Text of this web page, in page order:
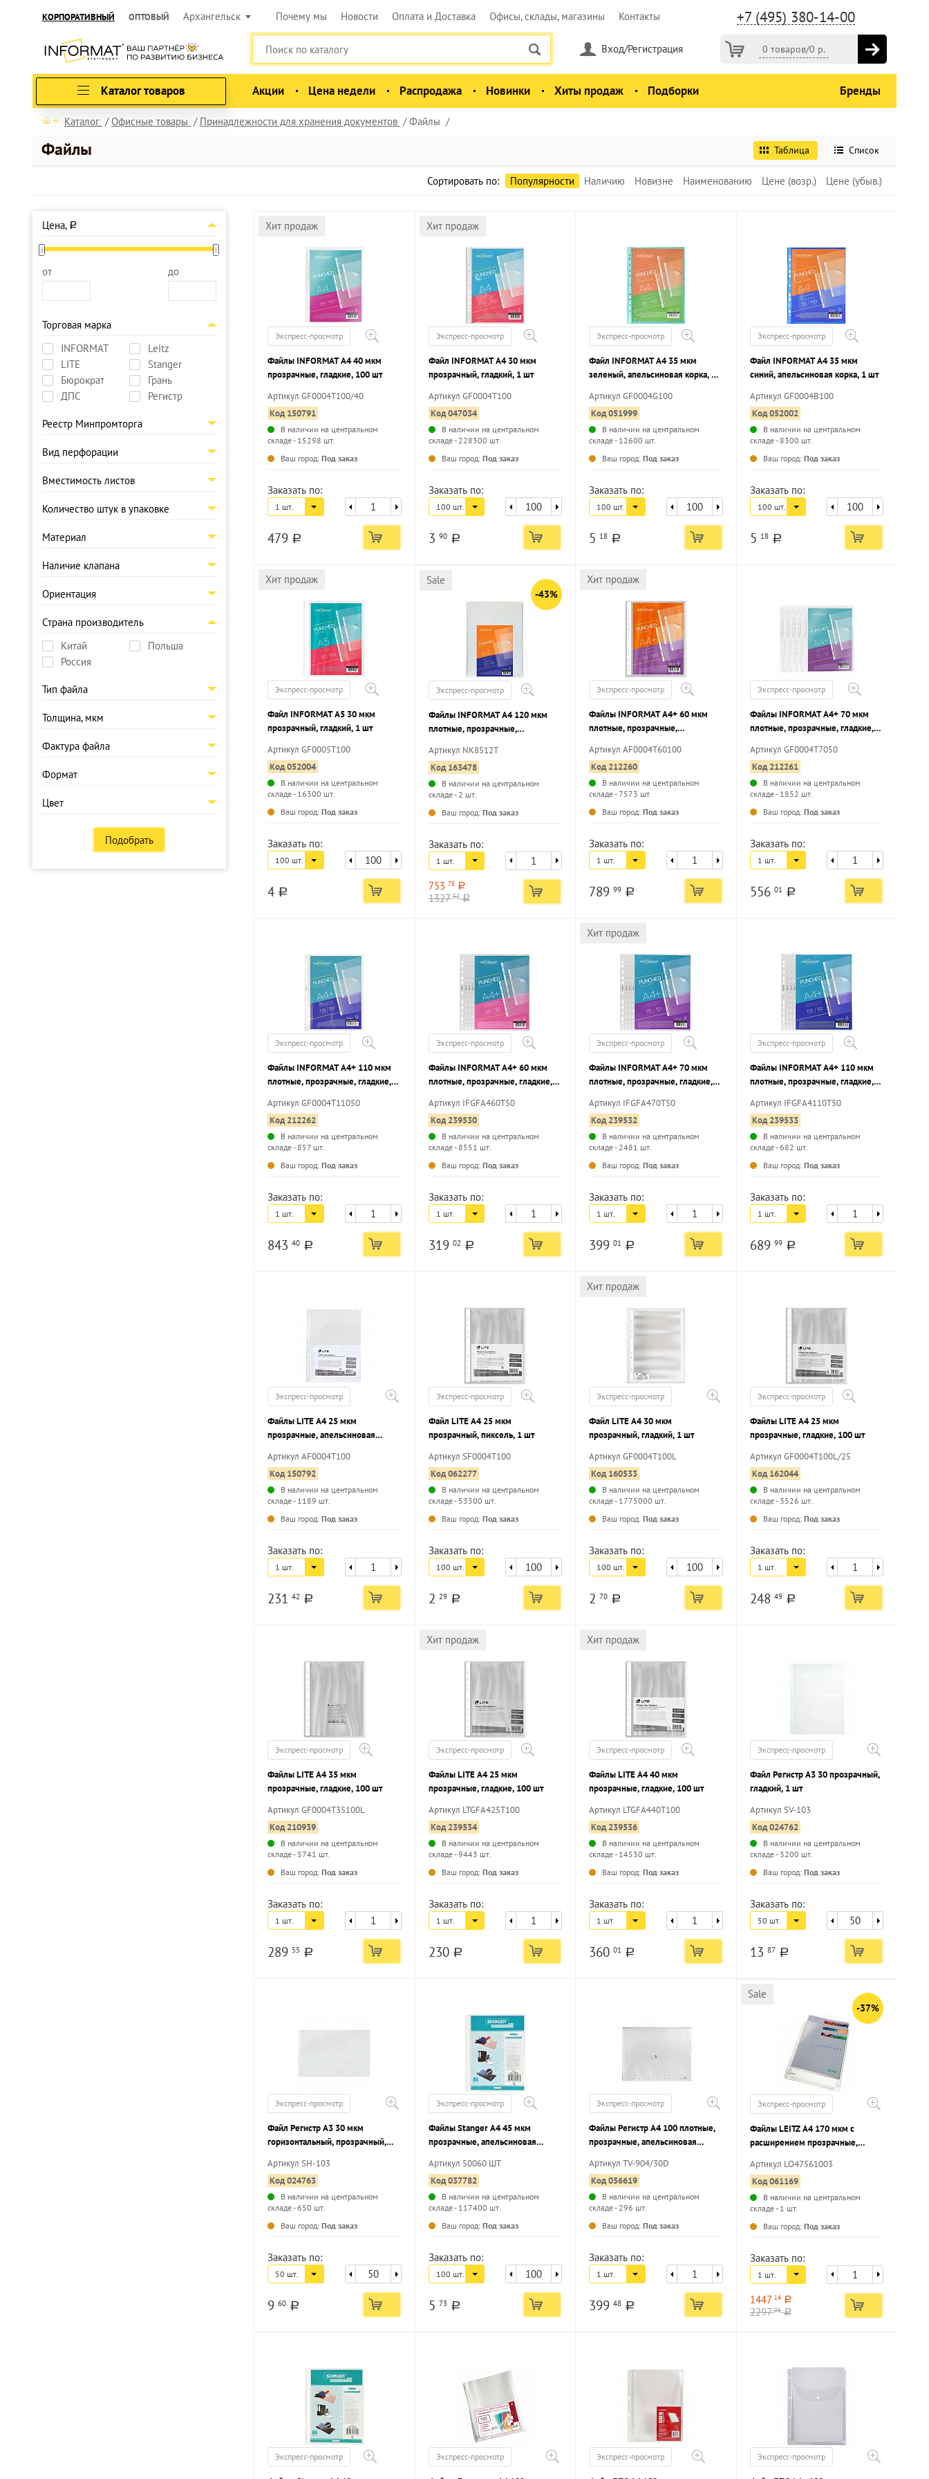
КОРПОРАТИВНЫЙ ОПТОВЫЙ Архангельск +7 (495) 380-14-00
Почему мы Новости Оплата и Доставка Офисы, склады, магазины Контакты
0 товаров/0 р.
Вход/Регистрация
Каталог товаров Акции Цена недели Распродажа Новинки Хиты продаж Подборки Бренды
Каталог Офисные товары Принадлежности для хранения документов Файлы
Файлы Таблица Список
Сортировать по: Популярности Наличию Новизне Наименованию Цене (возр.) Цене (убыв.)
Цена, a
от до
Торговая марка
INFORMAT
Leitz
LITE
Stanger
Бюрократ
Грань
ДПС
Регистр
Реестр Минпромторга
Вид перфорации
Вместимость листов
Количество штук в упаковке
Материал
Наличие клапана
Ориентация
Страна производитель
Китай
Польша
Россия
Тип файла
Толщина, мкм
Фактура файла
Формат
Цвет
Подобрать
Хит продаж
Экспресс-просмотр
Файлы INFORMAT А4 40 мкм
прозрачные, гладкие, 100 шт
Артикул GF0004T100/40
Код 150791
В наличии на центральном
складе - 15298 шт.
Ваш город: Под заказ
Заказать по:
1 шт.
479 a
Хит продаж
Экспресс-просмотр
Файл INFORMAT А4 30 мкм
прозрачный, гладкий, 1 шт
Артикул GF0004T100
Код 047034
В наличии на центральном
складе - 228300 шт.
Ваш город: Под заказ
Заказать по:
100 шт.
3 90 a
Экспресс-просмотр
Файл INFORMAT А4 35 мкм
зеленый, апельсиновая корка, 1
Артикул GF0004G100
Код 051999
В наличии на центральном
складе - 12600 шт.
Ваш город: Под заказ
Заказать по:
100 шт.
5 18 a
Экспресс-просмотр
Файл INFORMAT А4 35 мкм
синий, апельсиновая корка, 1 шт
Артикул GF0004B100
Код 052002
В наличии на центральном
складе - 8300 шт.
Ваш город: Под заказ
Заказать по:
100 шт.
5 18 a
Хит продаж
Экспресс-просмотр
Файл INFORMAT А5 30 мкм
прозрачный, гладкий, 1 шт
Артикул GF0005T100
Код 052004
В наличии на центральном
складе - 16300 шт.
Ваш город: Под заказ
Заказать по:
100 шт.
4 a
Sale
-43%
Экспресс-просмотр
Файлы INFORMAT А4 120 мкм
плотные, прозрачные,
Артикул NK8512T
Код 163478
В наличии на центральном
складе - 2 шт.
Ваш город: Под заказ
Заказать по:
1 шт.
753 78 a
132752 a
Хит продаж
Экспресс-просмотр
Файлы INFORMAT А4+ 60 мкм
плотные, прозрачные,
Артикул AF0004T60100
Код 212260
В наличии на центральном
складе - 7573 шт.
Ваш город: Под заказ
Заказать по:
1 шт.
789 99 a
Экспресс-просмотр
Файлы INFORMAT А4+ 70 мкм
плотные, прозрачные, гладкие,
Артикул GF0004T7050
Код 212261
В наличии на центральном
складе - 1852 шт.
Ваш город: Под заказ
Заказать по:
1 шт.
556 01 a
Экспресс-просмотр
Файлы INFORMAT А4+ 110 мкм
плотные, прозрачные, гладкие,
Артикул GF0004T11050
Код 212262
В наличии на центральном
складе - 857 шт.
Ваш город: Под заказ
Заказать по:
1 шт.
843 40 a
Экспресс-просмотр
Файлы INFORMAT А4+ 60 мкм
плотные, прозрачные, гладкие,
Артикул IFGFA460T50
Код 239530
В наличии на центральном
складе - 8551 шт.
Ваш город: Под заказ
Заказать по:
1 шт.
319 02 a
Хит продаж
Экспресс-просмотр
Файлы INFORMAT А4+ 70 мкм
плотные, прозрачные, гладкие,
Артикул IFGFA470T50
Код 239532
В наличии на центральном
складе - 2481 шт.
Ваш город: Под заказ
Заказать по:
1 шт.
399 01 a
Экспресс-просмотр
Файлы INFORMAT А4+ 110 мкм
плотные, прозрачные, гладкие,
Артикул IFGFA4110T50
Код 239533
В наличии на центральном
складе - 682 шт.
Ваш город: Под заказ
Заказать по:
1 шт.
689 99 a
Экспресс-просмотр
Файлы LITE А4 25 мкм
прозрачные, апельсиновая
Артикул AF0004T100
Код 150792
В наличии на центральном
складе - 1189 шт.
Ваш город: Под заказ
Заказать по:
1 шт.
231 42 a
Экспресс-просмотр
Файл LITE А4 25 мкм
прозрачный, пиксель, 1 шт
Артикул SF0004T100
Код 062277
В наличии на центральном
складе - 53300 шт.
Ваш город: Под заказ
Заказать по:
100 шт.
2 29 a
Хит продаж
Экспресс-просмотр
Файл LITE А4 30 мкм
прозрачный, гладкий, 1 шт
Артикул GF0004T100L
Код 160533
В наличии на центральном
складе - 1775000 шт.
Ваш город: Под заказ
Заказать по:
100 шт.
2 70 a
Экспресс-просмотр
Файлы LITE А4 25 мкм
прозрачные, гладкие, 100 шт
Артикул GF0004T100L/25
Код 162044
В наличии на центральном
складе - 3526 шт.
Ваш город: Под заказ
Заказать по:
1 шт.
248 49 a
Экспресс-просмотр
Файлы LITE А4 35 мкм
прозрачные, гладкие, 100 шт
Артикул GF0004T35100L
Код 210939
В наличии на центральном
складе - 5741 шт.
Ваш город: Под заказ
Заказать по:
1 шт.
289 55 a
Хит продаж
Экспресс-просмотр
Файлы LITE А4 25 мкм
прозрачные, гладкие, 100 шт
Артикул LTGFA425T100
Код 239534
В наличии на центральном
складе - 9443 шт.
Ваш город: Под заказ
Заказать по:
1 шт.
230 a
Хит продаж
Экспресс-просмотр
Файлы LITE А4 40 мкм
прозрачные, гладкие, 100 шт
Артикул LTGFA440T100
Код 239536
В наличии на центральном
складе - 14530 шт.
Ваш город: Под заказ
Заказать по:
1 шт.
360 01 a
Экспресс-просмотр
Файл Регистр А3 30 прозрачный,
гладкий, 1 шт
Артикул SV-103
Код 024762
В наличии на центральном
складе - 3200 шт.
Ваш город: Под заказ
Заказать по:
50 шт.
13 87 a
Экспресс-просмотр
Файл Регистр А3 30 мкм
горизонтальный, прозрачный,
Артикул SH-103
Код 024763
В наличии на центральном
складе - 650 шт.
Ваш город: Под заказ
Заказать по:
50 шт.
9 60 a
Экспресс-просмотр
Файлы Stanger А4 45 мкм
прозрачные, апельсиновая
Артикул 50060 ШТ
Код 037782
В наличии на центральном
складе - 117400 шт.
Ваш город: Под заказ
Заказать по:
100 шт.
5 73 a
Экспресс-просмотр
Файлы Регистр А4 100 плотные,
прозрачные, апельсиновая
Артикул TV-904/30D
Код 056619
В наличии на центральном
складе - 296 шт.
Ваш город: Под заказ
Заказать по:
1 шт.
399 48 a
Sale
-37%
Экспресс-просмотр
Файлы LEITZ А4 170 мкм с
расширением прозрачные,
Артикул LO47561003
Код 061169
В наличии на центральном
складе - 1 шт.
Ваш город: Под заказ
Заказать по:
1 шт.
1447 14 a
229706 a
Экспресс-просмотр Экспресс-просмотр Экспресс-просмотр Экспресс-просмотр